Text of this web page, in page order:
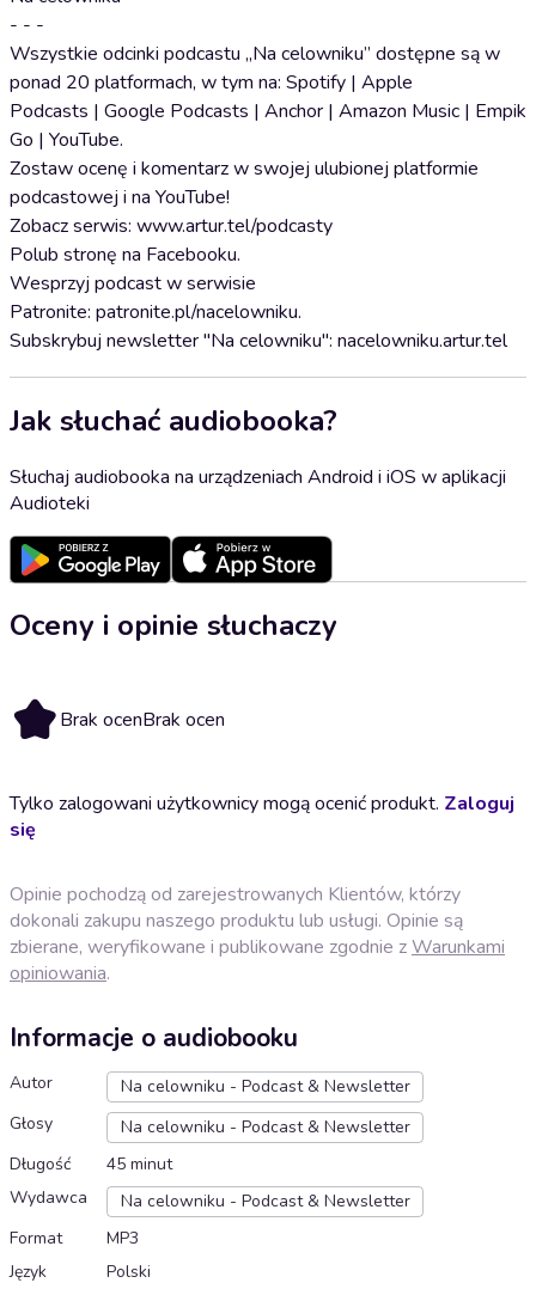
- - -
Wszystkie odcinki podcastu „Na celowniku” dostępne są w
ponad 20 platformach, w tym na: ⁠Spotify⁠ | ⁠Apple
Podcasts⁠ | ⁠Google Podcasts⁠ | ⁠Anchor⁠ | ⁠Amazon Music⁠ | ⁠Empik
Go⁠ | ⁠YouTube⁠.
Zostaw ocenę i komentarz w swojej ulubionej platformie
podcastowej i na YouTube!
Zobacz serwis: ⁠www.artur.tel/podcasty⁠
Polub stronę na ⁠Facebooku⁠.
Wesprzyj podcast w serwisie
Patronite: ⁠patronite.pl/nacelowniku⁠.
Subskrybuj newsletter "Na celowniku": ⁠nacelowniku.artur.tel
Jak słuchać audiobooka?
Słuchaj audiobooka na urządzeniach Android i iOS w aplikacji
Audioteki
Oceny i opinie słuchaczy
Brak ocenBrak ocen
Tylko zalogowani użytkownicy mogą ocenić produkt. Zaloguj
się
Opinie pochodzą od zarejestrowanych Klientów, którzy
dokonali zakupu naszego produktu lub usługi. Opinie są
zbierane, weryfikowane i publikowane zgodnie zWarunkami
opiniowania.
Informacje o audiobooku
Autor
Na celowniku - Podcast & Newsletter
Głosy
Na celowniku - Podcast & Newsletter
Długość
45 minut
Wydawca
Na celowniku - Podcast & Newsletter
Format
MP3
Język
Polski